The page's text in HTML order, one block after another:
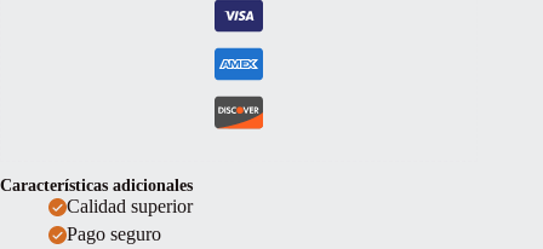
Características adicionales
Calidad superior
Pago seguro